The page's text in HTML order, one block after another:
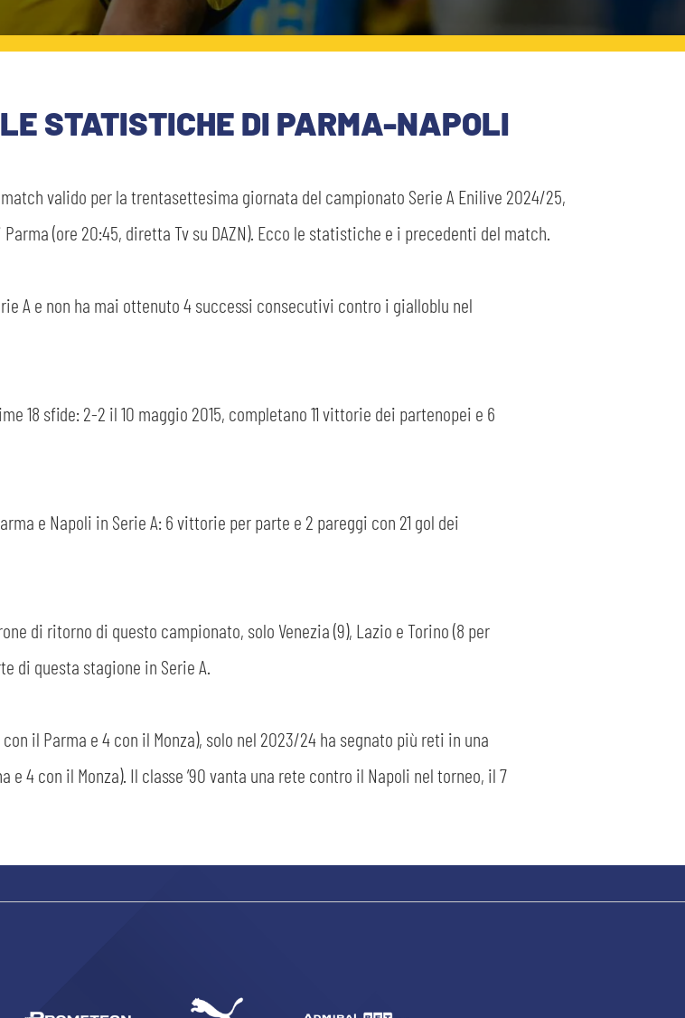
CERCA
STATISTICHE DI PARMA-NAPOLI
match valido per la trentasettesima giornata del campionato Serie A Enilive 2024/25,
(ore 20:45, diretta Tv su DAZN). Ecco le statistiche e i precedenti del match.
A e non ha mai ottenuto 4 successi consecutivi contro i gialloblu nel
18 sfide: 2-2 il 10 maggio 2015, completano 11 vittorie dei partenopei e 6
e Napoli in Serie A: 6 vittorie per parte e 2 pareggi con 21 gol dei
di ritorno di questo campionato, solo Venezia (9), Lazio e Torino (8 per
di questa stagione in Serie A.
il Parma e 4 con il Monza), solo nel 2023/24 ha segnato più reti in una
e 4 con il Monza). Il classe ’90 vanta una rete contro il Napoli nel torneo, il 7
sempre abilitati